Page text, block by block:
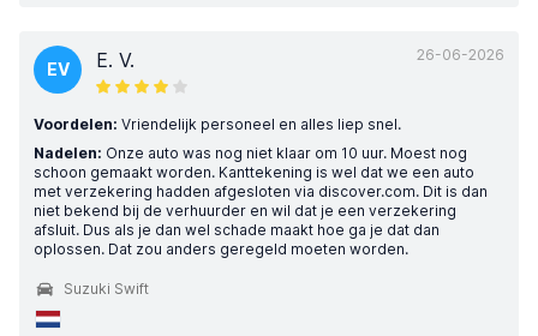
26-06-2026
EV E. V.
Voordelen: Vriendelijk personeel en alles liep snel.
Nadelen: Onze auto was nog niet klaar om 10 uur. Moest nog
schoon gemaakt worden. Kanttekening is wel dat we een auto
met verzekering hadden afgesloten via discover.com. Dit is dan
niet bekend bij de verhuurder en wil dat je een verzekering
afsluit. Dus als je dan wel schade maakt hoe ga je dat dan
oplossen. Dat zou anders geregeld moeten worden.
Suzuki Swift